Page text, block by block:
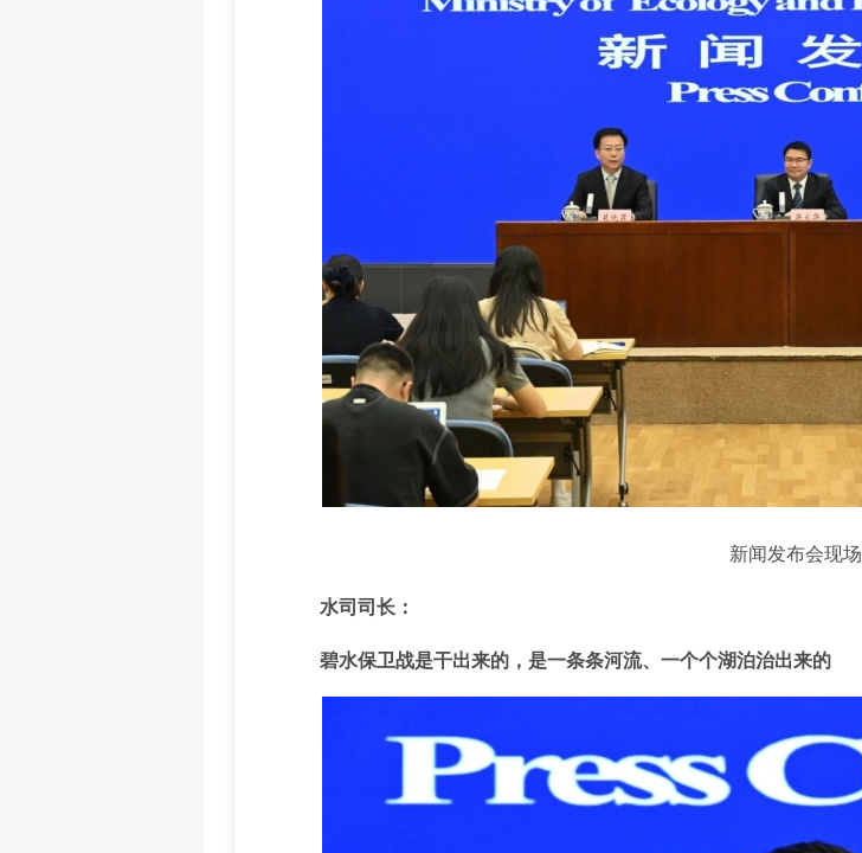
新闻发布会现场
水司司长：
碧水保卫战是干出来的，是一条条河流、一个个湖泊治出来的